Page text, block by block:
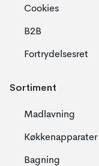
Cookies
B2B
Fortrydelsesret
Sortiment
Madlavning
Køkkenapparater
Bagning